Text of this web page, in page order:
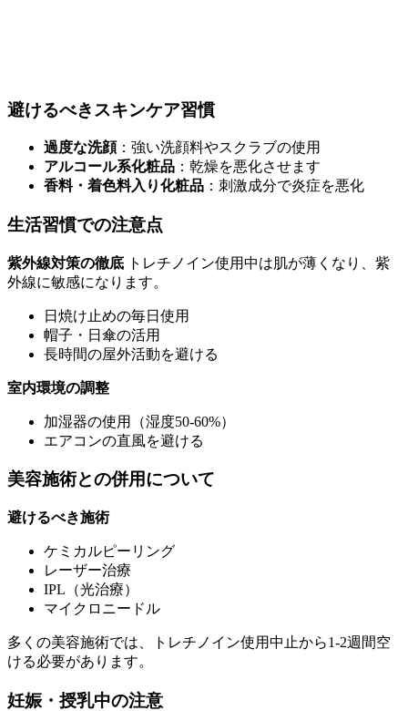
避けるべきスキンケア習慣
過度な洗顔：強い洗顔料やスクラブの使用
アルコール系化粧品 ：乾燥を悪化させます
香料・着色料入り化粧品 ：刺激成分で炎症を悪化
生活習慣での注意点
紫外線対策の徹底 トレチノイン使用中は肌が薄くなり、紫
外線に敏感になります。
日焼け止めの毎日使用
帽子・日傘の活用
長時間の屋外活動を避ける
室内環境の調整
加湿器の使用（湿度50-60%）
エアコンの直風を避ける
美容施術との併用について
避けるべき施術
ケミカルピーリング
レーザー治療
IPL（光治療）
マイクロニードル
多くの美容施術では、トレチノイン使用中止から1-2週間空
ける必要があります。
妊娠・授乳中の注意